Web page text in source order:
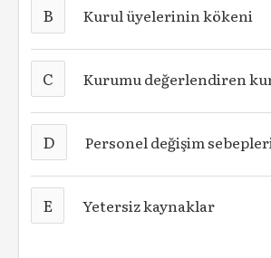
B Kurul üyelerinin kökeni
C Kurumu değerlendiren
D Personel değişim
E Yetersiz kaynaklar